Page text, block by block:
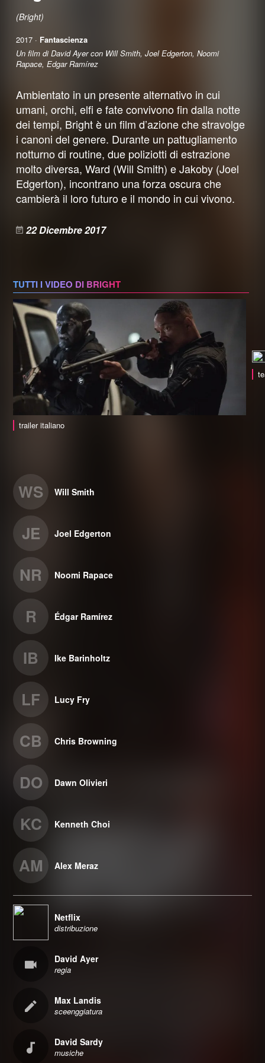
(Bright)
2017 · Fantascienza
Un film di David Ayer con Will Smith, Joel Edgerton, Noomi
Rapace, Edgar Ramírez
Ambientato in un presente alternativo in cui
umani, orchi, elfi e fate convivono fin dalla notte
dei tempi, Bright è un film d’azione che stravolge
i canoni del genere. Durante un pattugliamento
notturno di routine, due poliziotti di estrazione
molto diversa, Ward (Will Smith) e Jakoby (Joel
Edgerton), incontrano una forza oscura che
cambierà il loro futuro e il mondo in cui vivono.
22 Dicembre 2017
TUTTI I VIDEO DI BRIGHT
trailer italiano
WS Will Smith
JE Joel Edgerton
NR Noomi Rapace
R Édgar Ramírez
IB Ike Barinholtz
LF Lucy Fry
CB Chris Browning
DO Dawn Olivieri
KC Kenneth Choi
AM Alex Meraz
Netflix
distribuzione
David Ayer
regia
Max Landis
sceenggiatura
David Sardy
musiche